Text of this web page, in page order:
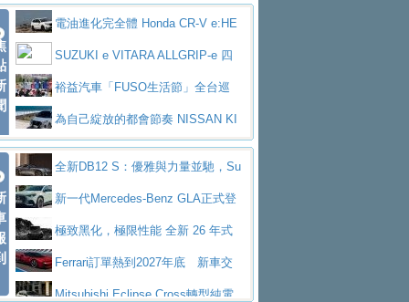
電油進化完全體 Honda CR-V e:HE
V PrestigeSUZUKI e VITARA ALLGRIP-e 四
驅精神的純電新詮釋
裕益汽車「FUSO生活節」全台巡
迴 結合生活體驗、交通安全與購車優惠
為自己綻放的都會節奏 NISSAN KI
CKS SAKURA為品味獨具層峰買家打造的頂級座
駕，MAZDA CX-90 33T AWD Premium Ca
ptain Seat
EV
技的座駕! Ford Territory中型油電休旅
SO Super Great今日在台登場，結合先進安
全新DB12 S：優雅與力量並馳，Su
per Tourer的顛峰之作
新一代Mercedes-Benz GLA正式登
場 續航最高657公里、支援320kW快充
極致黑化，極限性能 全新 26 年式
DEFENDER OCTA BLACK 限量登台
Ferrari訂單熱到2027年底 新車交
付至少得等一年以上
Mitsubishi Eclipse Cross轉型純電